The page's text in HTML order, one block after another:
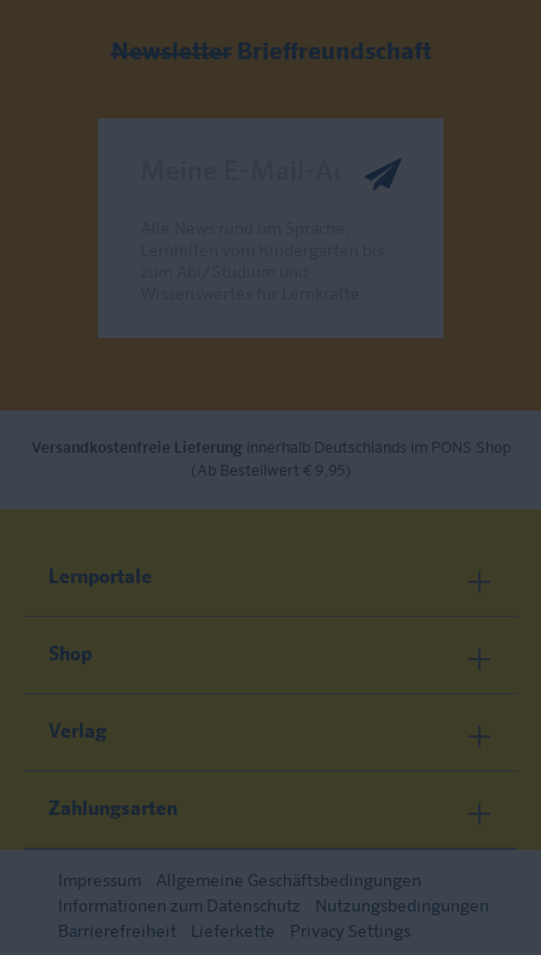
Newsletter Brieffreundschaft
Versandkostenfreie Lieferung innerhalb Deutschlands im PONS Shop
(Ab Bestellwert € 9,95)
Lernportale
Shop
Verlag
Zahlungsarten
Impressum
Allgemeine Geschäftsbedingungen
Informationen zum Datenschutz
Nutzungsbedingungen
Barrierefreiheit
Lieferkette Privacy Settings